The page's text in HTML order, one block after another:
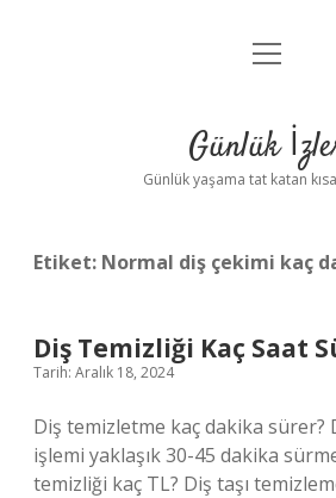
Anasayfa
Yasal Uyarı
menüyü
Günlük
Günlük yaşama tat katan
Etiket: Normal diş çekimi kaç
Diş Temizliği Kaç Saat
Tarih: Aralık 18, 2024
Diş temizletme kaç dakika sürer?
işlemi yaklaşık 30-45 dakika
temizliği kaç TL? Diş taşı